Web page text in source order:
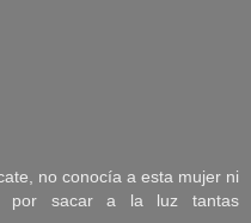
no conocía a esta mujer ni
por sacar a la luz tantas